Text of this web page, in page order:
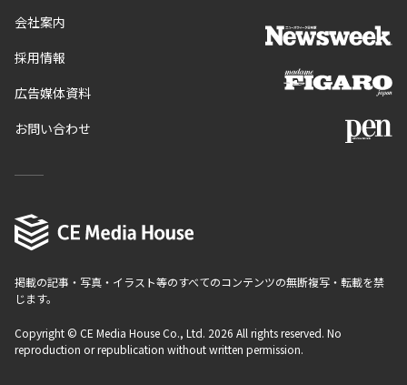
会社案内
採用情報
広告媒体資料
お問い合わせ
掲載の記事・写真・イラスト等のすべてのコンテンツの無断複写・転載を禁
じます。
Copyright © CE Media House Co., Ltd. 2026 All rights reserved. No
reproduction or republication without written permission.